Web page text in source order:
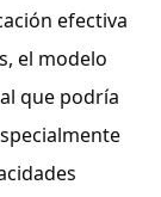
efectiva
el modelo
que podría